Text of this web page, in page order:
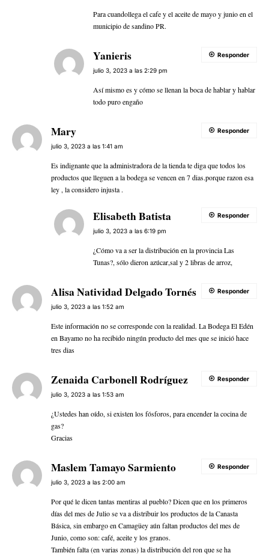
Para cuandollega el cafe y el aceite de mayo y junio en el
municipio de sandino PR.
Yanieris
julio 3, 2023 a las 2:29 pm
Así mismo es y cómo se llenan la boca de hablar y hablar
todo puro engaño
Responder
Mary
julio 3, 2023 a las 1:41 am
Es indignante que la administradora de la tienda te diga que todos los
productos que lleguen a la bodega se vencen en 7 dias.porque razon esa
ley , la considero injusta .
Responder
Elisabeth Batista
julio 3, 2023 a las 6:19 pm
¿Cómo va a ser la distribución en la provincia Las
Tunas?, sólo dieron azúcar,sal y 2 libras de arroz,
Responder
Alisa Natividad Delgado Tornés
julio 3, 2023 a las 1:52 am
Este información no se corresponde con la realidad. La Bodega El Edén
en Bayamo no ha recibido ningún producto del mes que se inició hace
tres dias
Responder
Zenaida Carbonell Rodríguez
julio 3, 2023 a las 1:53 am
¿Ustedes han oído, si existen los fósforos, para encender la cocina de
gas?
Gracias
Responder
Maslem Tamayo Sarmiento
julio 3, 2023 a las 2:00 am
Por qué le dicen tantas mentiras al pueblo? Dicen que en los primeros
días del mes de Julio se va a distribuir los productos de la Canasta
Básica, sin embargo en Camagüey aún faltan productos del mes de
Junio, como son: café, aceite y los granos.
También falta (en varias zonas) la distribución del ron que se ha
Responder